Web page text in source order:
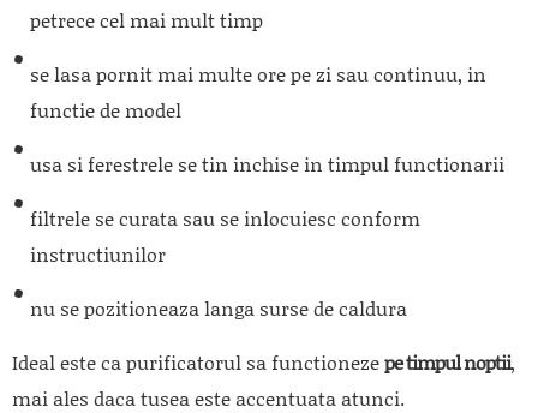
petrece cel mai mult timp
se lasa pornit mai multe ore pe zi sau continuu, in
functie de model
usa si ferestrele se tin inchise in timpul functionarii
filtrele se curata sau se inlocuiesc conform
instructiunilor
nu se pozitioneaza langa surse de caldura
Ideal este ca purificatorul sa functionezepe timpul noptii,
mai ales daca tusea este accentuata atunci.